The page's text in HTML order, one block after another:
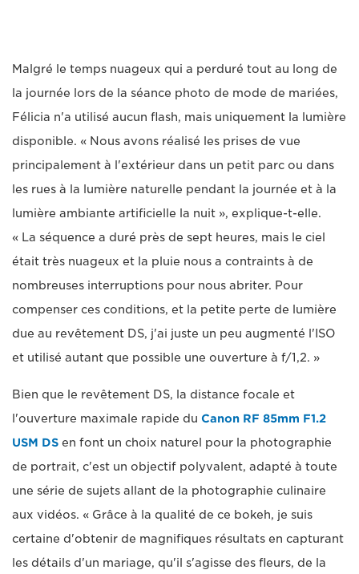
Malgré le temps nuageux qui a perduré tout au long de
la journée lors de la séance photo de mode de mariées,
Félicia n'a utilisé aucun flash, mais uniquement la lumière
disponible. « Nous avons réalisé les prises de vue
principalement à l'extérieur dans un petit parc ou dans
les rues à la lumière naturelle pendant la journée et à la
lumière ambiante artificielle la nuit », explique-t-elle.
« La séquence a duré près de sept heures, mais le ciel
était très nuageux et la pluie nous a contraints à de
nombreuses interruptions pour nous abriter. Pour
compenser ces conditions, et la petite perte de lumière
due au revêtement DS, j'ai juste un peu augmenté l'ISO
et utilisé autant que possible une ouverture à f/1,2. »
Bien que le revêtement DS, la distance focale et
l'ouverture maximale rapide du Canon RF 85mm F1.2
USM DS en font un choix naturel pour la photographie
de portrait, c'est un objectif polyvalent, adapté à toute
une série de sujets allant de la photographie culinaire
aux vidéos. « Grâce à la qualité de ce bokeh, je suis
certaine d'obtenir de magnifiques résultats en capturant
les détails d'un mariage, qu'il s'agisse des fleurs, de la